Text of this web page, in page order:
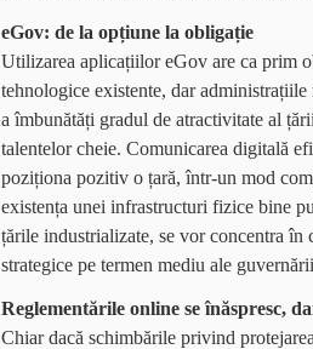
eGov: de la opțiune la obligație
Utilizarea aplicațiilor eGov are ca prim
tehnologice existente, dar
a îmbunătăți gradul de atractivitate al
talentelor cheie. Comunicarea digitală
poziționa pozitiv o țară, într-un mod
existența unei infrastructuri fizice bine
țările industrializate, se vor concentra
strategice pe termen mediu ale
Reglementările online se înăspresc,
Chiar dacă schimbările privind